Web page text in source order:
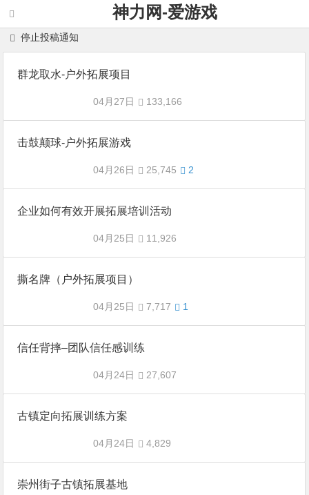
神力网-爱游戏
停止投稿通知
群龙取水-户外拓展项目
04月27日 133,166
击鼓颠球-户外拓展游戏
04月26日 25,745 2
企业如何有效开展拓展培训活动
04月25日 11,926
撕名牌（户外拓展项目）
04月25日 7,717 1
信任背摔–团队信任感训练
04月24日 27,607
古镇定向拓展训练方案
04月24日 4,829
崇州街子古镇拓展基地